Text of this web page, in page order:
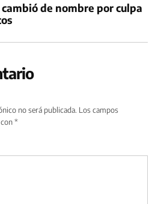
de nombre por culpa
no será publicada. Los campos
con*